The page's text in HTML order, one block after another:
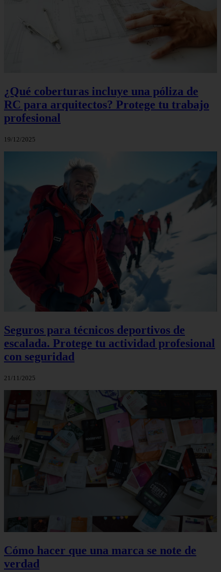
¿Qué coberturas incluye una póliza de
RC para arquitectos? Protege tu trabajo
profesional
19/12/2025
Seguros para técnicos deportivos de
escalada. Protege tu actividad profesional
con seguridad
21/11/2025
Cómo hacer que una marca se note de
verdad